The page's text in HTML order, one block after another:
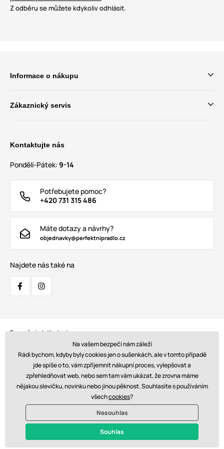
Z odběru se můžete kdykoliv odhlásit.
Informace o nákupu
Zákaznický servis
Kontaktujte nás
Pondělí-Pátek: 9-14
Potřebujete pomoc?
+420 731 315 486
Máte dotazy a návrhy?
objednavky@perfektnipradlo.cz
Najdete nás také na
Bezpečná platba kartou:
Doprava:
© 2026 www.perfektnipradlo.cz. Technicky zajišťujeSimplia s.r.o.
Kč - CZ
Na vašem bezpečí nám záleží
Rádi bychom, kdyby byly cookies jen o sušenkách, ale v tomto případě
jde spíše o to, vám zpříjemnit nákupní proces, vylepšovat a
zpřehledňovat web, nebo sem tam vám ukázat, že zrovna máme
nějakou slevičku, novinku nebo jinou pěknost. Souhlasíte s používáním
všechcookies?
Nesouhlas
Souhlas